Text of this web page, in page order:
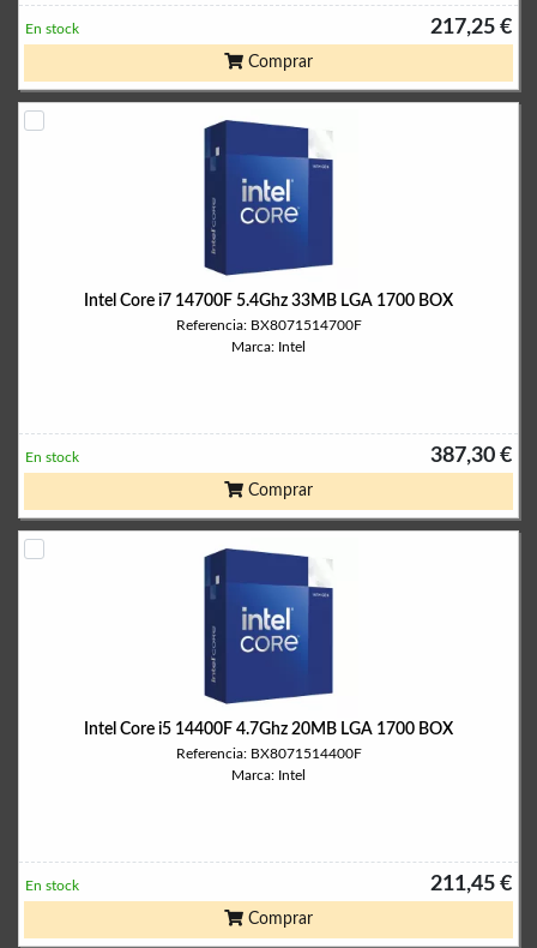
217,25 €
En stock
Comprar
Intel Core i7 14700F 5.4Ghz 33MB LGA 1700 BOX
Referencia: BX8071514700F
Marca: Intel
387,30 €
En stock
Comprar
Intel Core i5 14400F 4.7Ghz 20MB LGA 1700 BOX
Referencia: BX8071514400F
Marca: Intel
211,45 €
En stock
Comprar